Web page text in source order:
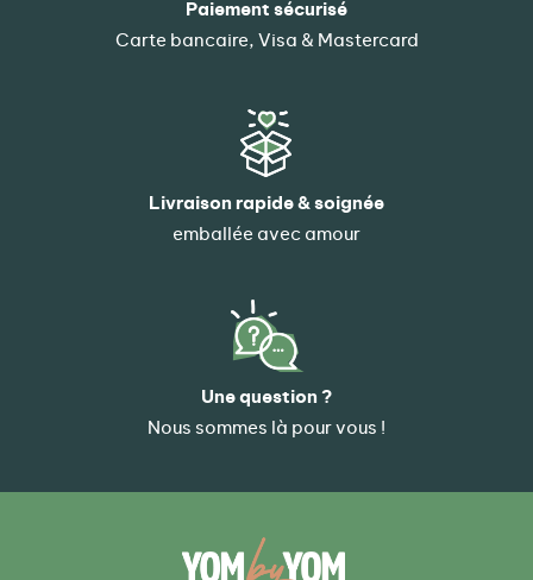
Paiement sécurisé
Carte bancaire, Visa & Mastercard
Livraison rapide & soignée
emballée avec amour
Une question ?
Nous sommes là pour vous !